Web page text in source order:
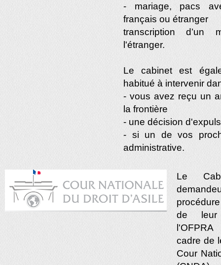
- mariage, pacs
français ou étranger
transcription d’un
l'étranger.
Le cabinet est
habitué à intervenir
- vous avez reçu un
la frontière
- une décision
- si un de vos
administrative.
Le
de leur
cadre de
Cour